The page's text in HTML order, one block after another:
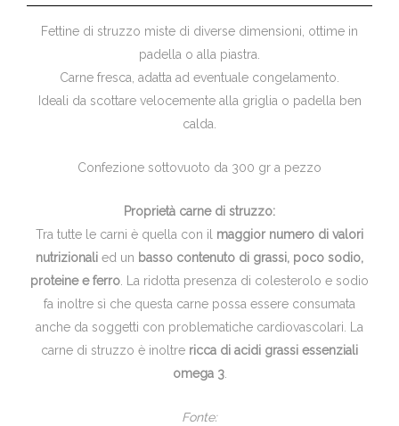
Fettine di struzzo miste di diverse dimensioni, ottime in
padella o alla piastra.
Carne fresca, adatta ad eventuale congelamento.
Ideali da scottare velocemente alla griglia o padella ben
calda.
Confezione sottovuoto da 300 gr a pezzo
Proprietà carne di struzzo:
Tra tutte le carni è quella con il maggior numero di valori
nutrizionali ed un basso contenuto di grassi, poco sodio,
proteine e ferro . La ridotta presenza di colesterolo e sodio
fa inoltre sì che questa carne possa essere consumata
anche da soggetti con problematiche cardiovascolari. La
carne di struzzo è inoltre ricca di acidi grassi essenziali
omega 3.
Fonte: